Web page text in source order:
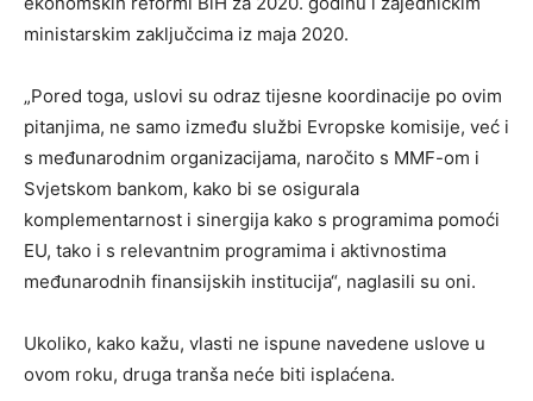
ministarskim zaključcima iz maja 2020.
„Pored toga, uslovi su odraz tijesne koordinacije po ovim
pitanjima, ne samo između službi Evropske komisije, već i
s međunarodnim organizacijama, naročito s MMF-om i
Svjetskom bankom, kako bi se osigurala
komplementarnost i sinergija kako s programima pomoći
EU, tako i s relevantnim programima i aktivnostima
međunarodnih finansijskih institucija“, naglasili su oni.
Ukoliko, kako kažu, vlasti ne ispune navedene uslove u
ovom roku, druga tranša neće biti isplaćena.